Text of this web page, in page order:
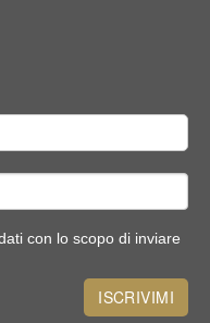
con lo scopo di inviare
ISCRIVIMI